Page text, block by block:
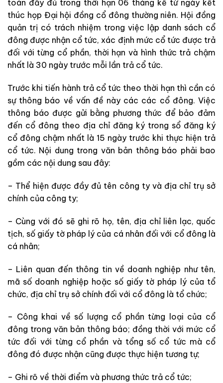
toán đầy đủ trong thời hạn 06 tháng kể từ ngày kết
thúc họp Đại hội đồng cổ đông thường niên. Hội đồng
quản trị có trách nhiệm trong việc lập danh sách cổ
đông được nhận cổ tức, xác định mức cổ tức được trả
đối với từng cổ phần, thời hạn và hình thức trả chậm
nhất là 30 ngày trước mỗi lần trả cổ tức.
Trước khi tiến hành trả cổ tức theo thời hạn thì cần có
sự thông báo về vấn đề này các các cổ đông. Việc
thông báo được gửi bằng phương thức để bảo đảm
đến cổ đông theo địa chỉ đăng ký trong sổ đăng ký
cổ đông chậm nhất là 15 ngày trước khi thực hiện trả
cổ tức. Nội dung trong văn bản thông báo phải bao
gồm các nội dung sau đây:
– Thể hiện được đầy đủ tên công ty và địa chỉ trụ sở
chính của công ty;
– Cùng với đó sẽ ghi rõ họ, tên, địa chỉ liên lạc, quốc
tịch, số giấy tờ pháp lý của cá nhân đối với cổ đông là
cá nhân;
– Liên quan đến thông tin về doanh nghiệp như tên,
mã số doanh nghiệp hoặc số giấy tờ pháp lý của tổ
chức, địa chỉ trụ sở chính đối với cổ đông là tổ chức;
– Công khai về số lượng cổ phần từng loại của cổ
đông trong văn bản thông báo; đồng thời với mức cổ
tức đối với từng cổ phần và tổng số cổ tức mà cổ
đông đó được nhận cũng được thực hiện tương tự;
– Ghi rõ về thời điểm và phương thức trả cổ tức;